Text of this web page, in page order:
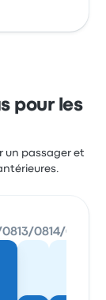
pour les
un passager et
0813/0814/08